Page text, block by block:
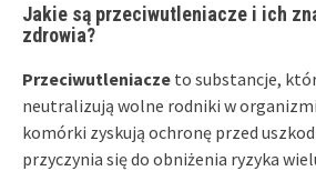
Jakie są przeciwutleniacze i ich
zdrowia?
Przeciwutleniacze to substancje,
neutralizują wolne rodniki w
komórki zyskują ochronę przed
przyczynia się do obniżenia ryzyka